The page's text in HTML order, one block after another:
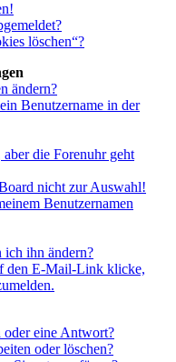
löschen“?
ändern?
Benutzername in der
die Forenuhr geht
nicht zur Auswahl!
Benutzernamen
ich ihn ändern?
den E-Mail-Link klicke,
oder eine Antwort?
oder löschen?